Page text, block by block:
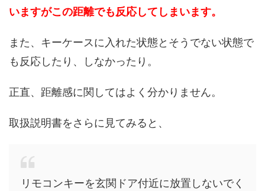
いますがこの距離でも反応してしまいます。
また、キーケースに入れた状態とそうでない状態で
も反応したり、しなかったり。
正直、距離感に関してはよく分かりません。
取扱説明書をさらに見てみると、
リモコンキーを玄関ドア付近に放置しないでく